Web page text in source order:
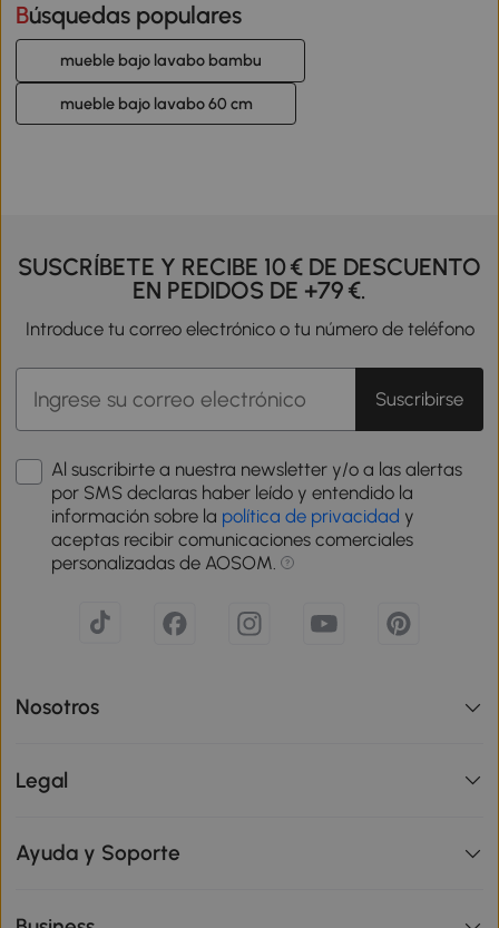
Búsquedas populares
mueble bajo lavabo bambu
mueble bajo lavabo 60 cm
SUSCRÍBETE Y RECIBE 10 € DE DESCUENTO
EN PEDIDOS DE +79 €.
Introduce tu correo electrónico o tu número de teléfono
Suscribirse
Al suscribirte a nuestra newsletter y/o a las alertas
por SMS declaras haber leído y entendido la
información sobre la política de privacidad y
aceptas recibir comunicaciones comerciales
personalizadas de AOSOM.
Nosotros
Legal
Ayuda y Soporte